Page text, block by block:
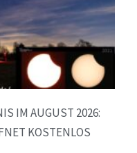
IM AUGUST 2026:
KOSTENLOS